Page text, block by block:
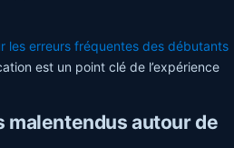
les erreurs fréquentes des débutants
est un point clé de l’expérience
malentendus autour de